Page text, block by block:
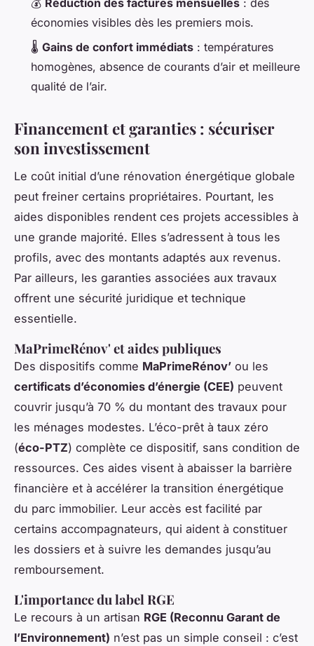
💰 Réduction des factures mensuelles : des
économies visibles dès les premiers mois.
🌡️ Gains de confort immédiats : températures
homogènes, absence de courants d’air et meilleure
qualité de l’air.
Financement et garanties : sécuriser
son investissement
Le coût initial d’une rénovation énergétique globale
peut freiner certains propriétaires. Pourtant, les
aides disponibles rendent ces projets accessibles à
une grande majorité. Elles s’adressent à tous les
profils, avec des montants adaptés aux revenus.
Par ailleurs, les garanties associées aux travaux
offrent une sécurité juridique et technique
essentielle.
MaPrimeRénov' et aides publiques
Des dispositifs comme MaPrimeRénov’ ou les
certificats d’économies d’énergie (CEE) peuvent
couvrir jusqu’à 70 % du montant des travaux pour
les ménages modestes. L’éco-prêt à taux zéro
(éco-PTZ) complète ce dispositif, sans condition de
ressources. Ces aides visent à abaisser la barrière
financière et à accélérer la transition énergétique
du parc immobilier. Leur accès est facilité par
certains accompagnateurs, qui aident à constituer
les dossiers et à suivre les demandes jusqu’au
remboursement.
L'importance du label RGE
Le recours à un artisan RGE (Reconnu Garant de
l’Environnement) n’est pas un simple conseil : c’est